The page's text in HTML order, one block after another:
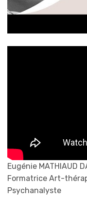
Eugénie MATHIAUD
Formatrice Art-
Psychanalyste